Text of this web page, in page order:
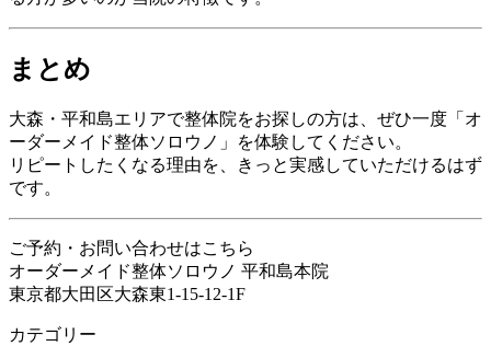
まとめ
大森・平和島エリアで整体院をお探しの方は、ぜひ一度「オ
ーダーメイド整体ソロウノ」を体験してください。
リピートしたくなる理由を、きっと実感していただけるはず
です。
ご予約・お問い合わせはこちら
オーダーメイド整体ソロウノ 平和島本院
東京都大田区大森東1-15-12-1F
カテゴリー